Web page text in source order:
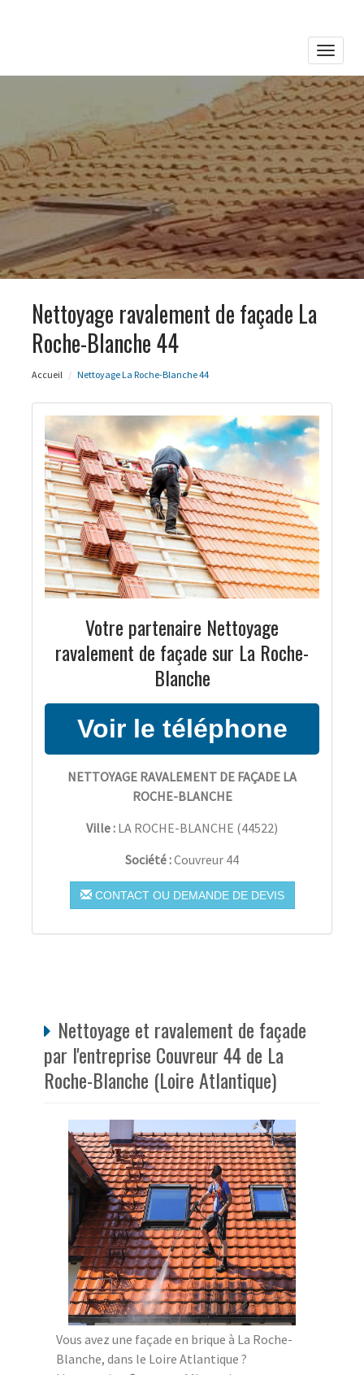
Toggle
Nettoyage ravalement de façade La
Roche-Blanche 44
Accueil Nettoyage La Roche-Blanche 44
Votre partenaire Nettoyage
ravalement de façade sur La Roche-
Blanche
NETTOYAGE RAVALEMENT DE FAÇADE LA
ROCHE-BLANCHE
Ville : LA ROCHE-BLANCHE (44522)
Société :Couvreur 44
CONTACT OU DEMANDE DE DEVIS
Nettoyage et ravalement de façade
par l'entreprise Couvreur 44 de La
Roche-Blanche (Loire Atlantique)
Vous avez une façade en brique à La Roche-
Blanche, dans le Loire Atlantique ?